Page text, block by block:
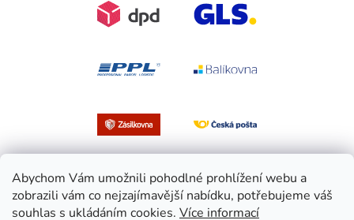
Abychom Vám umožnili pohodlné prohlížení webu a
zobrazili vám co nejzajímavější nabídku, potřebujeme váš
souhlas s ukládáním cookies. Více informací